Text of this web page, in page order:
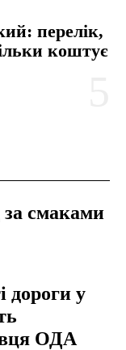
перелік,
коштує
за смаками
дороги у
ОДА